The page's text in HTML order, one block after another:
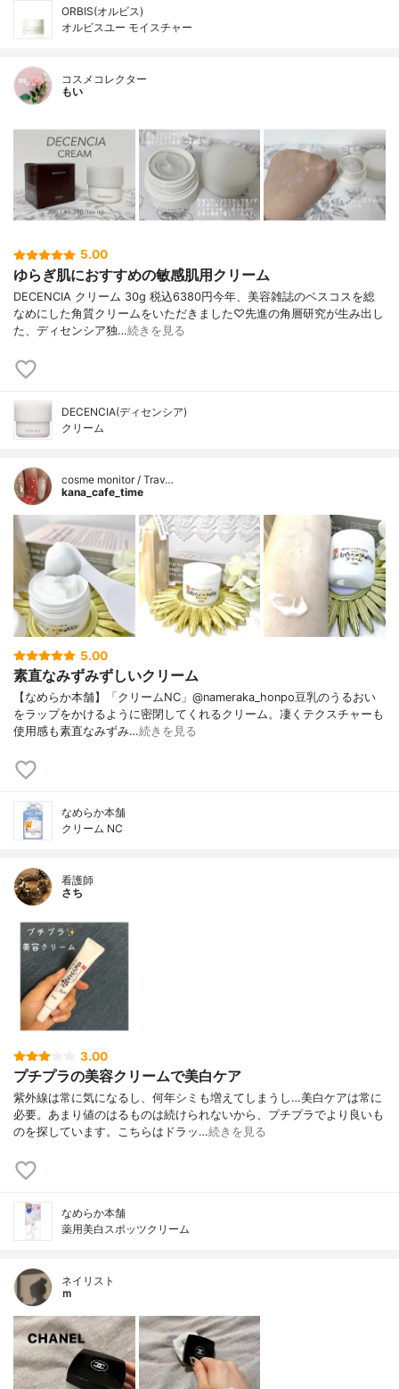
ORBIS(オルビス)
オルビスユー モイスチャー
コスメコレクター
もい
5.00
ゆらぎ肌におすすめの敏感肌用クリーム
DECENCIA クリーム 30g 税込6380円今年、美容雑誌のベスコスを総
なめにした角質クリームをいただきました♡先進の角層研究が生み出し
た、ディセンシア独…続きを見る
DECENCIA(ディセンシア)
クリーム
cosme monitor / Trav…
kana_cafe_time
5.00
素直なみずみずしいクリーム
【なめらか本舗】「クリームNC」@nameraka_honpo豆乳のうるおい
をラップをかけるように密閉してくれるクリーム。凄くテクスチャーも
使用感も素直なみずみ…続きを見る
なめらか本舗
クリーム NC
看護師
さち
3.00
プチプラの美容クリームで美白ケア
紫外線は常に気になるし、何年シミも増えてしまうし…美白ケアは常に
必要。あまり値のはるものは続けられないから、プチプラでより良いも
のを探しています。こちらはドラッ…続きを見る
なめらか本舗
薬用美白スポッツクリーム
ネイリスト
ｍ